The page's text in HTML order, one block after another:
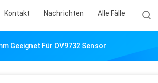
Kontakt Nachrichten Alle Fälle
Geeignet Für OV9732 Sensor